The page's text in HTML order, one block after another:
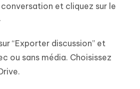
et cliquez sur le
“Exporter discussion” et
ou sans média. Choisissez